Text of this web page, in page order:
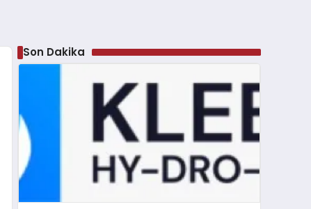
Son Dakika